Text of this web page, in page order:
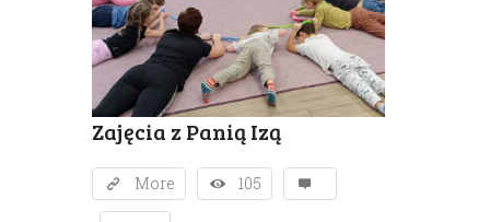
Zajęcia z Panią Izą
More 105